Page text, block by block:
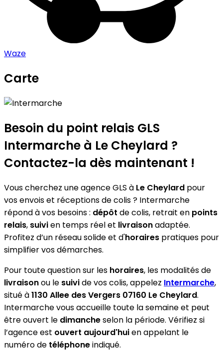
Waze
Carte
+
−
Besoin du point relais GLS
Intermarche à Le Cheylard ?
Contactez-la dès maintenant !
Vous cherchez une agence GLS à Le Cheylard pour
vos envois et réceptions de colis ? Intermarche
répond à vos besoins : dépôt de colis, retrait en points
relais, suivien temps réel et livraisonadaptée.
Profitez d’un réseau solide et d'horaires pratiques pour
simplifier vos démarches.
Pour toute question sur les horaires, les modalités de
livraisonou le suivide vos colis, appelez Intermarche,
situé à1130 Allee des Vergers 07160 Le Cheylard.
Intermarche vous accueille toute la semaine et peut
être ouvert le dimancheselon la période. Vérifiez si
l’agence est ouvert aujourd'huien appelant le
numéro de téléphoneindiqué.